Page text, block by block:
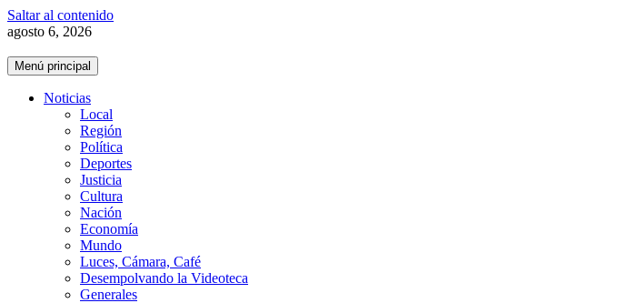
Saltar al contenido
agosto 6, 2026
Menú principal
Noticias
Local
Región
Política
Deportes
Justicia
Cultura
Nación
Economía
Mundo
Luces, Cámara, Café
Desempolvando la Videoteca
Generales